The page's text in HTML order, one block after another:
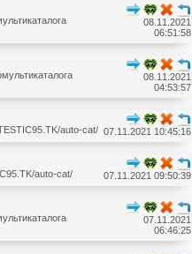
08.11.2021
06:51:58
08.11.2021
04:53:57
auto-cat/ 07.11.2021 10:45:16
auto-cat/
07.11.2021 09:50:39
07.11.2021
06:46:25